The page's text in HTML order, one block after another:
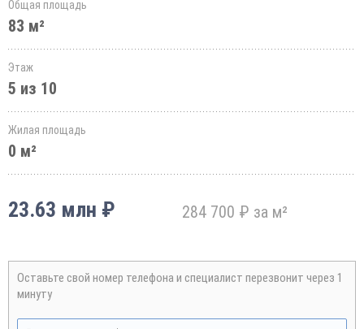
Общая площадь
83 м²
Этаж
5 из 10
Жилая площадь
0 м²
23.63 млн ₽ 284 700 ₽ за м²
Оставьте свой номер телефона и специалист перезвонит через 1
минуту